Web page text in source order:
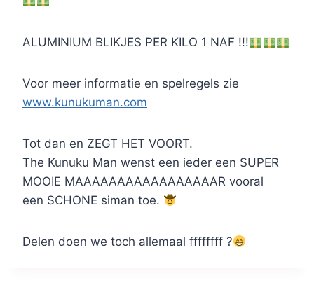
ALUMINIUM BLIKJES PER KILO 1 NAF !!!
Voor meer informatie en spelregels zie
www.kunukuman.com
Tot dan en ZEGT HET VOORT.
The Kunuku Man wenst een ieder een SUPER
MOOIE MAAAAAAAAAAAAAAAAAR vooral
een SCHONE siman toe.
Delen doen we toch allemaal ffffffff ?